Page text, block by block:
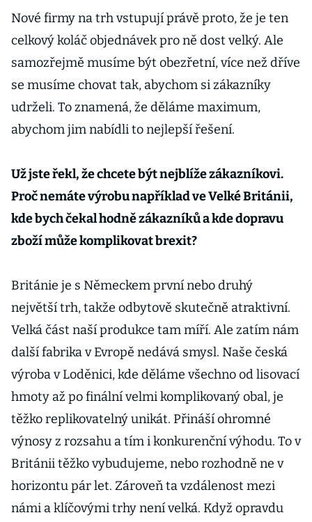
Nové firmy na trh vstupují právě proto, že je ten
celkový koláč objednávek pro ně dost velký. Ale
samozřejmě musíme být obezřetní, více než dříve
se musíme chovat tak, abychom si zákazníky
udrželi. To znamená, že děláme maximum,
abychom jim nabídli to nejlepší řešení.
Už jste řekl, že chcete být nejblíže zákazníkovi.
Proč nemáte výrobu například ve Velké Británii,
kde bych čekal hodně zákazníků a kde dopravu
zboží může komplikovat brexit?
Británie je s Německem první nebo druhý
největší trh, takže odbytově skutečně atraktivní.
Velká část naší produkce tam míří. Ale zatím nám
další fabrika v Evropě nedává smysl. Naše česká
výroba v Loděnici, kde děláme všechno od lisovací
hmoty až po finální velmi komplikovaný obal, je
těžko replikovatelný unikát. Přináší ohromné
výnosy z rozsahu a tím i konkurenční výhodu. To v
Británii těžko vybudujeme, nebo rozhodně ne v
horizontu pár let. Zároveň ta vzdálenost mezi
námi a klíčovými trhy není velká. Když opravdu